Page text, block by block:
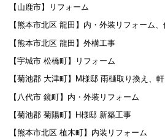
【山鹿市】リフォーム
【熊本市北区 龍田】内・外装リフォーム、
【熊本市北区 龍田】外構工事
【宇城市 松橋町】リフォーム
【菊池郡 大津町】M様邸 雨樋取り換え、
【八代市 鏡町】内・外装リフォーム
【菊池郡 菊陽町】H様邸 新築工事
【熊本市北区 植木町】内装リフォーム